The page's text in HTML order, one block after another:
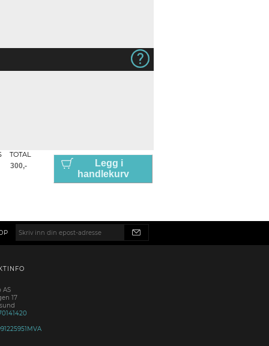
TOTAL
Legg i
handlekurv
AS
17